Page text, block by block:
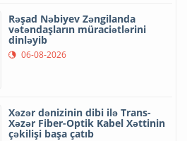
Rəşad Nəbiyev Zəngilanda
vətəndaşların müraciətlərini
dinləyib
06-08-2026
Xəzər dənizinin dibi ilə Trans-
Xəzər Fiber-Optik Kabel Xəttinin
çəkilişi başa çatıb